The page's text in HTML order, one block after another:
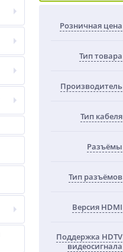
Розничная цена
Тип товара
Производитель
Тип кабеля
Разъёмы
Тип разъёмов
Версия HDMI
Поддержка HDTV
видеосигнала